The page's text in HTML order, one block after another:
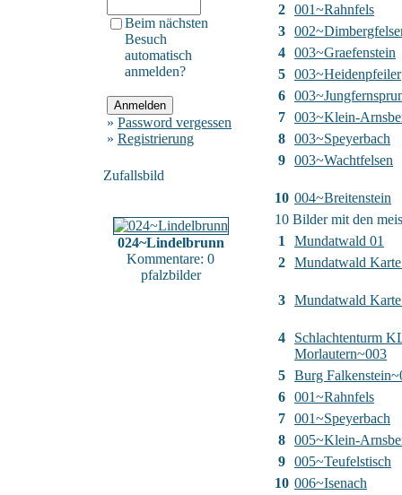
Beim nächsten
Besuch
automatisch
anmelden?
» Password vergessen
» Registrierung
Zufallsbild
024~Lindelbrunn
Kommentare: 0
pfalzbilder
2 001~Rahnfels
3
4 003~Graefenstein
5 003~Heidenpfeiler
6
7 003~Klein-
8 003~Speyerbach
9 003~Wachtfelsen
10 004~Breitenstein
10 Bilder mit den
1
Mundatwald 01
2 Mundatwald Karte
3 Mundatwald
4
Schlachtenturm
Morlautern~003
5 Burg
6 001~Rahnfels
7 001~Speyerbach
8 005~Klein-
9 005~Teufelstisch
10 006~Isenach